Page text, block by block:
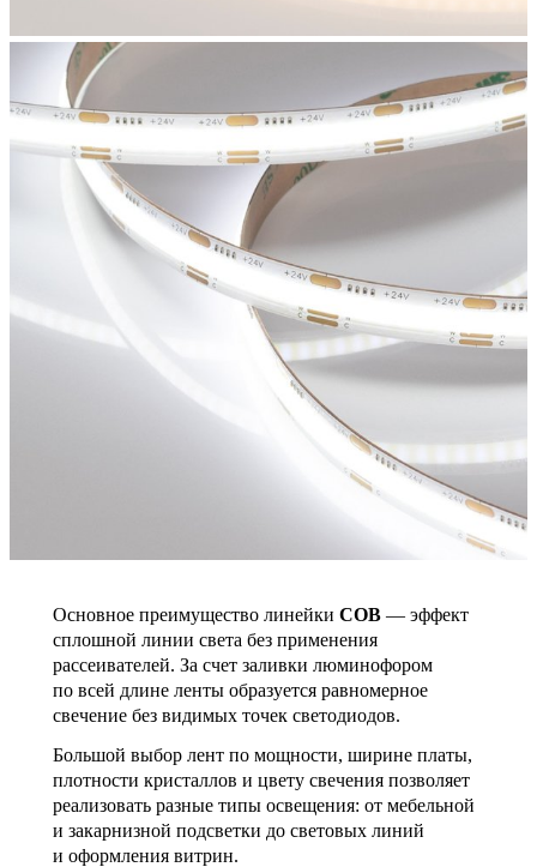
Основное преимущество линейки COB — эффект
сплошной линии света без применения
рассеивателей. За счет заливки люминофором
по всей длине ленты образуется равномерное
свечение без видимых точек светодиодов.
Большой выбор лент по мощности, ширине платы,
плотности кристаллов и цвету свечения позволяет
реализовать разные типы освещения: от мебельной
и закарнизной подсветки до световых линий
и оформления витрин.